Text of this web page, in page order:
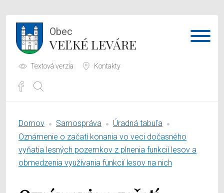
Obec
VEĽKÉ LEVÁRE
Textová verzia Kontakty
Samospráva
Obecný úrad
Domov Samospráva
Úradná tabuľa
Oznámenie o začatí konania vo veci dočasného
vyňatia lesných pozemkov z plnenia funkcií lesov a
obmedzenia využívania funkcií lesov na nich